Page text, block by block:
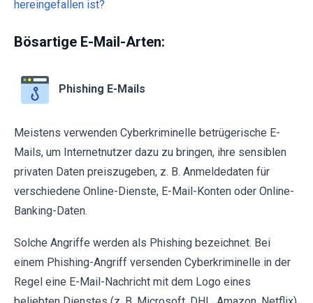
hereingefallen ist?
Bösartige E-Mail-Arten:
Phishing E-Mails
Meistens verwenden Cyberkriminelle betrügerische E-
Mails, um Internetnutzer dazu zu bringen, ihre sensiblen
privaten Daten preiszugeben, z. B. Anmeldedaten für
verschiedene Online-Dienste, E-Mail-Konten oder Online-
Banking-Daten.
Solche Angriffe werden als Phishing bezeichnet. Bei
einem Phishing-Angriff versenden Cyberkriminelle in der
Regel eine E-Mail-Nachricht mit dem Logo eines